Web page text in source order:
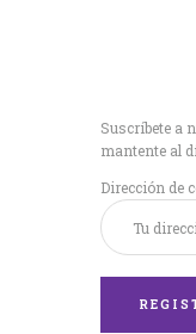
Suscríbete a
mantente al
Dirección de